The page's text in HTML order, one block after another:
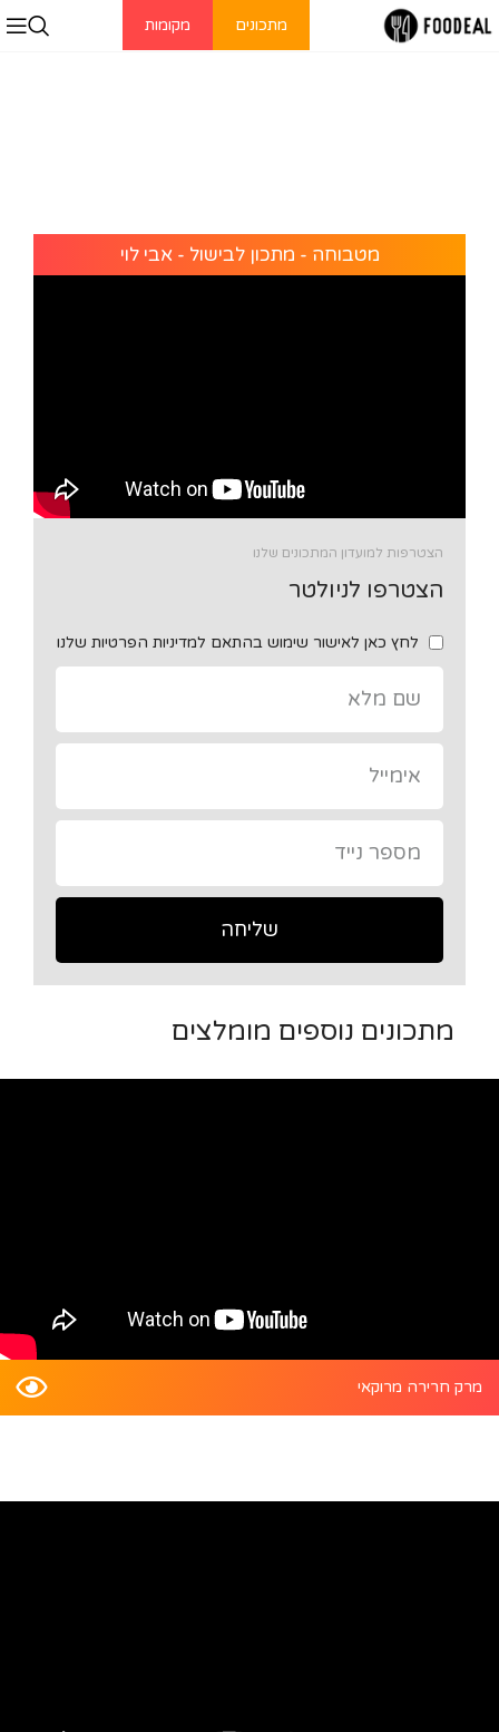
מתכונים מקומות
מטבוחה - מתכון לבישול - אבי לוי
הצטרפות למועדון המתכונים שלנו
הצטרפו לניולטר
לחץ כאן לאישור שימוש בהתאם למדיניות הפרטיות שלנו
שליחה
מתכונים נוספים מומלצים
מרק חרירה מרוקאי